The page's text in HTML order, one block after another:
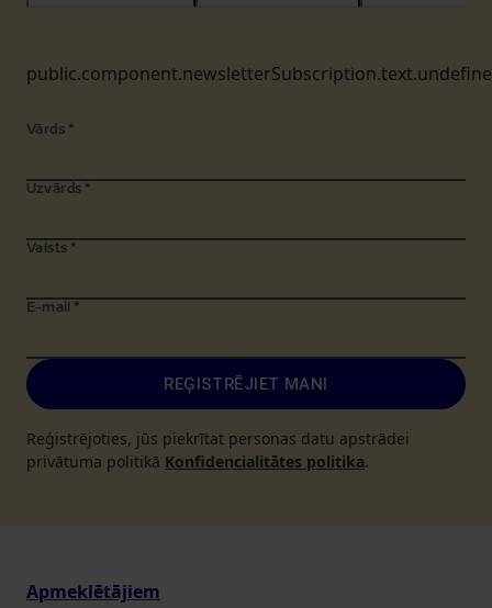
Vārds *
Uzvārds *
Valsts *
E-mail *
REĢISTRĒJIET MANI
Reģistrējoties, jūs piekrītat personas datu apstrādei
privātuma politikā Konfidencialitātes politika.
Apmeklētājiem